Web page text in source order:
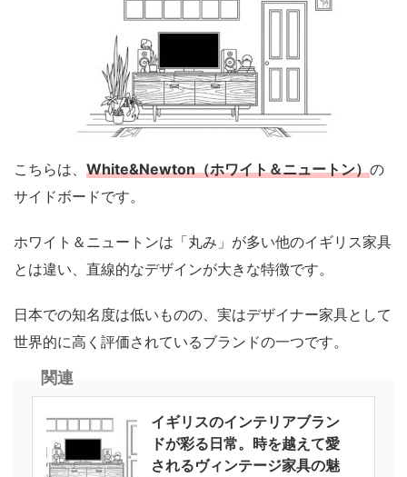
こちらは、 White&Newton（ホワイト＆ニュートン）の
サイドボードです。
ホワイト＆ニュートンは「丸み」が多い他のイギリス家具
とは違い、直線的なデザインが大きな特徴です。
日本での知名度は低いものの、実はデザイナー家具として
世界的に高く評価されているブランドの一つです。
関連
イギリスのインテリアブラン
ドが彩る日常。時を越えて愛
されるヴィンテージ家具の魅